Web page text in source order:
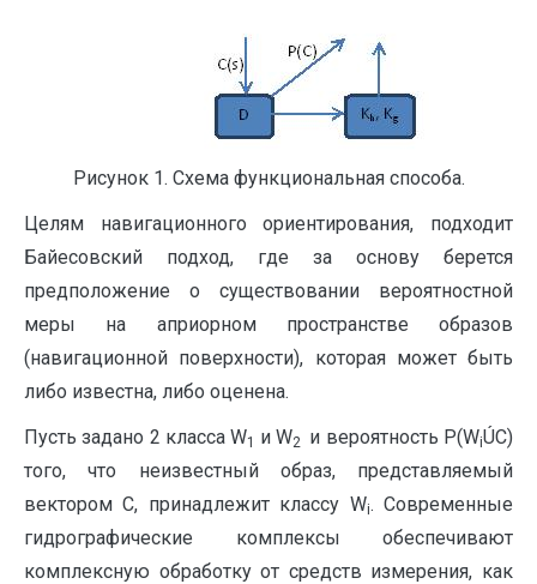
Рисунок 1. Схема функциональная способа.
Целям навигационного ориентирования, подходит
Байесовский подход, где за основу берется
предположение о существовании вероятностной
меры на априорном пространстве образов
(навигационной поверхности), которая может быть
либо известна, либо оценена.
Пусть задано 2 класса W1 и W2 и вероятность P(WiÚC)
того, что неизвестный образ, представляемый
вектором С, принадлежит классу Wi. Современные
гидрографические комплексы обеспечивают
комплексную обработку от средств измерения, как